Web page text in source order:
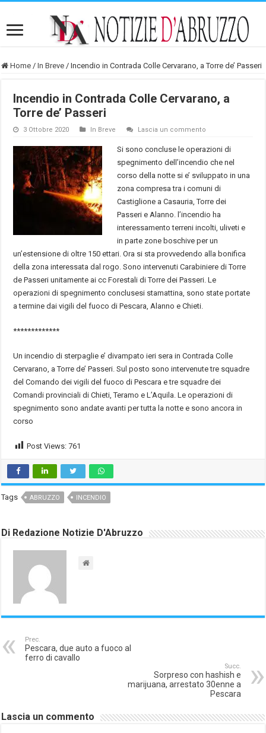
Home / In Breve / Incendio in Contrada Colle Cervarano, a Torre de’ Passeri
Incendio in Contrada Colle Cervarano, a
Torre de’ Passeri
3 Ottobre 2020 In Breve Lascia un commento
Si sono concluse le operazioni di
spegnimento dell’incendio che nel
corso della notte si e’ sviluppato in una
zona compresa tra i comuni di
Castiglione a Casauria, Torre dei
Passeri e Alanno. l’incendio ha
interessamento terreni incolti, uliveti e
in parte zone boschive per un
un’estensione di oltre 150 ettari. Ora si sta provvedendo alla bonifica
della zona interessata dal rogo. Sono intervenuti Carabiniere di Torre
de Passeri unitamente ai cc Forestali di Torre dei Passeri. Le
operazioni di spegnimento conclusesi stamattina, sono state portate
a termine dai vigili del fuoco di Pescara, Alanno e Chieti.
*************
Un incendio di sterpaglie e’ divampato ieri sera in Contrada Colle
Cervarano, a Torre de’ Passeri. Sul posto sono intervenute tre squadre
del Comando dei vigili del fuoco di Pescara e tre squadre dei
Comandi provinciali di Chieti, Teramo e L’Aquila. Le operazioni di
spegnimento sono andate avanti per tutta la notte e sono ancora in
corso
Post Views: 761
Tags ABRUZZO INCENDIO
Di Redazione Notizie D'Abruzzo
Prec.
Pescara, due auto a fuoco al
ferro di cavallo
Succ.
Sorpreso con hashish e
marijuana, arrestato 30enne a
Pescara
Lascia un commento